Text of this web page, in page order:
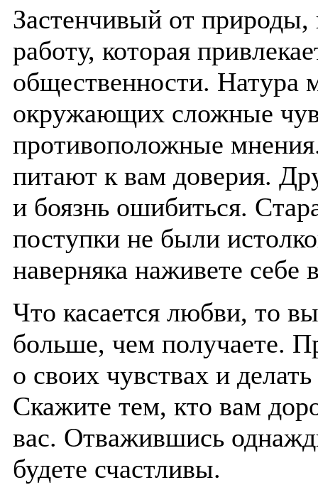
Застенчивый от природы,
работу, которая
общественности. Натура
окружающих сложные
противоположные
питают к вам доверия.
и боязнь ошибиться.
поступки не были
наверняка наживете себе
Что касается любви, то
больше, чем получаете.
о своих чувствах и
Скажите тем, кто вам
вас. Отважившись
будете счастливы.